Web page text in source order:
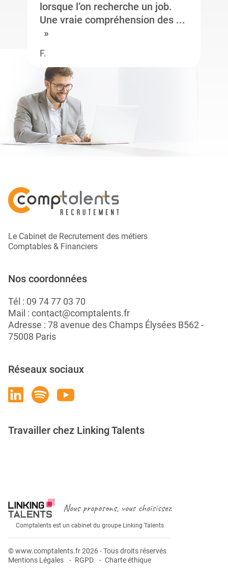
lorsque l’on recherche un job.
Une vraie compréhension des ...
F.
Le Cabinet de Recrutement des métiers
Comptables & Financiers
Nos coordonnées
Tél : 09 74 77 03 70
Mail : contact@comptalents.fr
Adresse : 78 avenue des Champs Élysées B562 -
75008 Paris
Réseaux sociaux
Travailler chez Linking Talents
Nous proposons, vous choisissez
Comptalents est un cabinet du groupe Linking Talents
© www.comptalents.fr 2026 - Tous droits réservés
Mentions Légales
RGPD Charte éthique